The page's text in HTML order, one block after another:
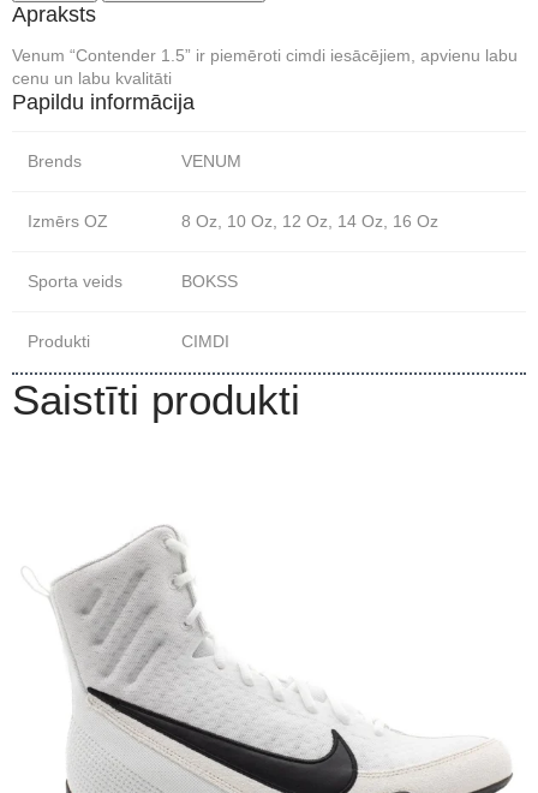
Apraksts
Venum “Contender 1.5” ir piemēroti cimdi iesācējiem, apvienu labu
cenu un labu kvalitāti
Papildu informācija
Brends VENUM
Izmērs OZ 8 Oz, 10 Oz, 12 Oz, 14 Oz, 16 Oz
Sporta veids BOKSS
Produkti CIMDI
Saistīti produkti